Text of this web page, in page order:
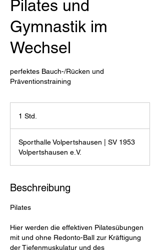
Pilates und
Gymnastik im
Wechsel
perfektes Bauch-/Rücken und
Präventionstraining
1 Std.
d
Sporthalle Volpertshausen | SV 1953
Volpertshausen e.V.
Beschreibung
Pilates
Hier werden die effektiven Pilatesübungen
mit und ohne Redonto-Ball zur Kräftigung
der Tiefenmuskulatur und des